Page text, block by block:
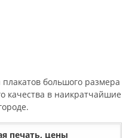
большого размера
качества в наикратчайшие
печать, цены